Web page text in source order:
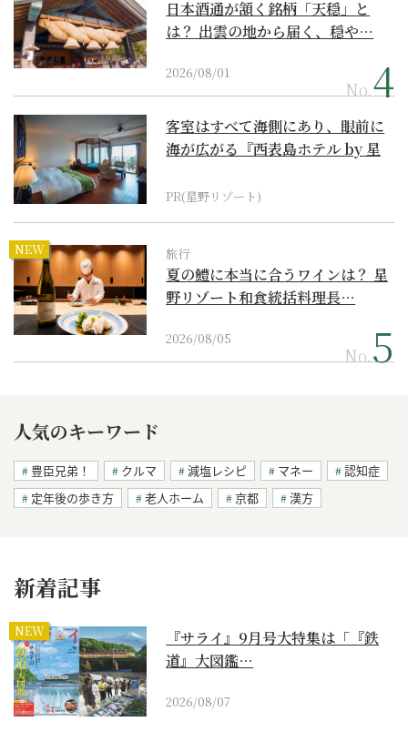
日本酒通が頷く銘柄「天穏」と
は？ 出雲の地から届く、穏や…
2026/08/01
No.
客室はすべて海側にあり、眼前に
海が広がる『西表島ホテル by 星
PR(星野リゾート)
NEW 旅行
夏の鱧に本当に合うワインは？ 星
野リゾート和食統括料理長…
2026/08/05
No.
人気のキーワード
豊臣兄弟！ クルマ 減塩レシピ マネー
認知症
定年後の歩き方
老人ホーム 京都 漢方
新着記事
NEW
『サライ』9月号大特集は「『鉄
道』大図鑑…
2026/08/07